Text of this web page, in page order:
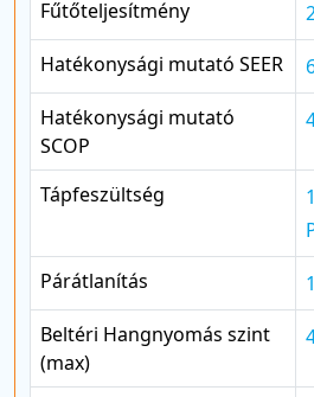
Fűtőteljesítmény
Hatékonysági mutató SEER
Hatékonysági mutató
SCOP
Tápfeszültség
Párátlanítás
Beltéri Hangnyomás szint
(max)